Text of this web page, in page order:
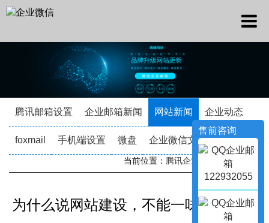
腾讯邮箱设置 企业邮箱新闻 网站新闻 企业动态
foxmail 手机端设置 微盘 企业微信文档
当前位置： 腾讯企业邮箱 ->新闻资讯
为什么说网站建设，不能一味地贪图便
售前咨询
122932055